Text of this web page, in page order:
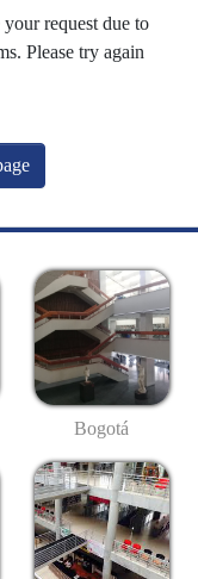
request due to
Please try again
Bogotá